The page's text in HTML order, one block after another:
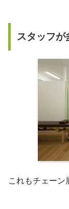
スタッフが
これもチェーン